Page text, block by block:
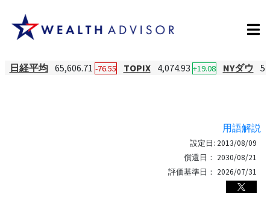
日経平均 65,606.71 -76.55 TOPIX 4,074.93 +19.08 NYダウ
用語解説
設定日: 2013/08/09
償還日： 2030/08/21
評価基準日： 2026/07/31